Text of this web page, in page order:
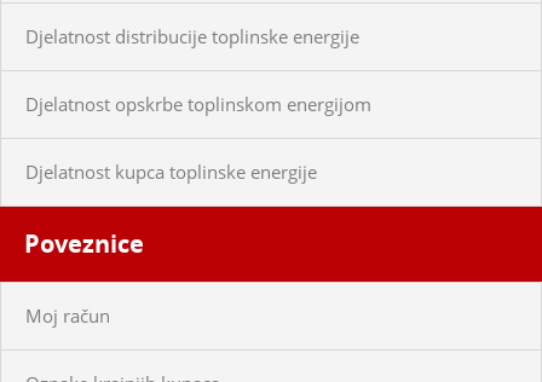
Djelatnost distribucije toplinske energije
Djelatnost opskrbe toplinskom energijom
Djelatnost kupca toplinske energije
Poveznice
Moj račun